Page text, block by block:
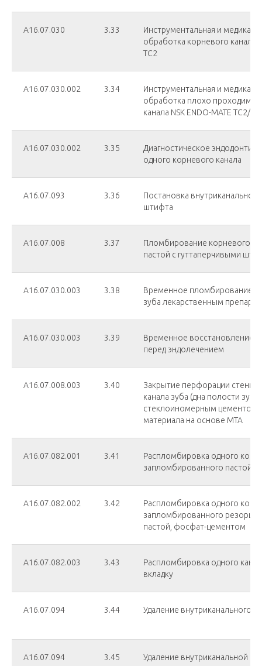
А16.07.030 3.33
Инструментальная и
обработка корневого канала
TC2
А16.07.030.002 3.34
Инструментальная и
обработка плохо
канала NSK ENDO-MATE TC2/X-
А16.07.030.002 3.35
Диагностическое
одного корневого канала
А16.07.093 3.36
Постановка
штифта
А16.07.008 3.37
Пломбирование корневого
пастой с гуттаперчивыми
А16.07.030.003 3.38
Временное пломбирование
зуба лекарственным
А16.07.030.003 3.39
Временное восстановление
перед эндолечением
А16.07.008.003 3.40
Закрытие перфорации стенки
канала зуба (дна полости зуба)
стеклоиномерным цементом
материала на основе МТА
А16.07.082.001 3.41
Распломбировка одного
запломбированного пастой
А16.07.082.002 3.42
Распломбировка одного
запломбированного
пастой, фосфат-цементом
А16.07.082.003 3.43
Распломбировка одного
вкладку
А16.07.094 3.44 Удаление внутриканального
А16.07.094 3.45 Удаление внутриканальной